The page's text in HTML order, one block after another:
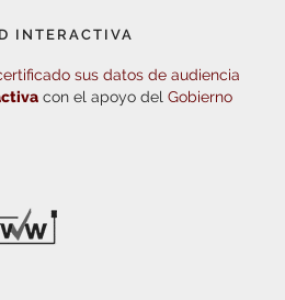
INTERACTIVA
sus datos de audiencia
con el apoyo del Gobierno